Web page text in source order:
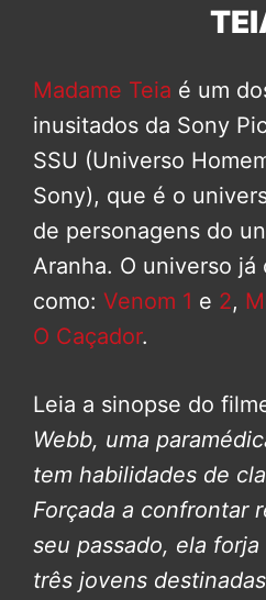
Madame Teia é um
inusitados da Sony
SSU (Universo
Sony), que é o
de personagens do
Aranha. O universo
como: Venom 1 e 2,
O Caçador.
Leia a sinopse do
Webb, uma
tem habilidades de
Forçada a confrontar
seu passado, ela
três jovens